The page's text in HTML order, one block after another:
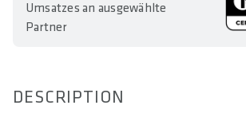
Umsatzes an ausgewählte
Partner
DESCRIPTION